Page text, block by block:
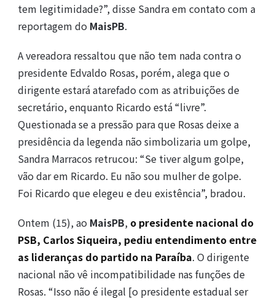
tem legitimidade?”, disse Sandra em contato com a
reportagem do MaisPB.
A vereadora ressaltou que não tem nada contra o
presidente Edvaldo Rosas, porém, alega que o
dirigente estará atarefado com as atribuições de
secretário, enquanto Ricardo está “livre”.
Questionada se a pressão para que Rosas deixe a
presidência da legenda não simbolizaria um golpe,
Sandra Marracos retrucou: “Se tiver algum golpe,
vão dar em Ricardo. Eu não sou mulher de golpe.
Foi Ricardo que elegeu e deu existência”, bradou.
Ontem (15), ao MaisPB, o presidente nacional do
PSB, Carlos Siqueira, pediu entendimento entre
as lideranças do partido na Paraíba. O dirigente
nacional não vê incompatibilidade nas funções de
Rosas. “Isso não é ilegal [o presidente estadual ser